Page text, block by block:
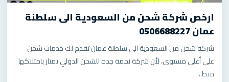
ارخص شركة شحن من السعودية الى سلطنة
عمان 0506688227
شركة شحن من السعودية الى سلطنة عمان تقدم لك خدمات شحن
على أعلى مستوى، لأن شركة نجمة جدة للشحن الدولي تمتاز بامتلاكها
منظ...